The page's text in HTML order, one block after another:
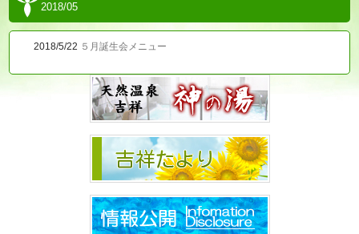
2018/05
2018/5/22 ５月誕生会メニュー